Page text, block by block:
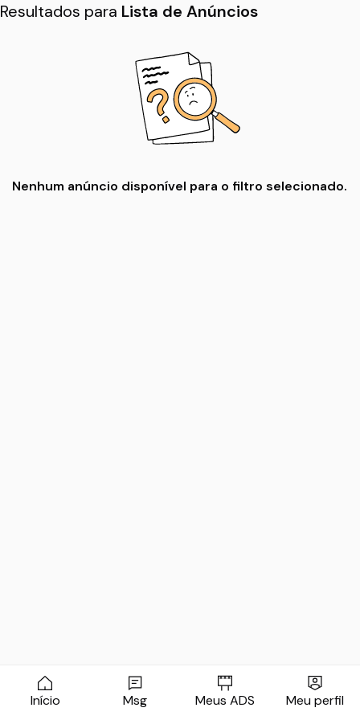
Resultados para Lista de Anúncios
Nenhum anúncio disponível para o filtro selecionado.
Início Msg Meus ADS Meu perfil